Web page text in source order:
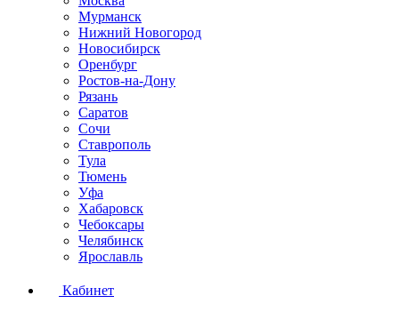
Мурманск
Нижний Новогород
Новосибирск
Оренбург
Ростов-на-Дону
Рязань
Саратов
Сочи
Ставрополь
Тула
Тюмень
Уфа
Хабаровск
Чебоксары
Челябинск
Ярославль
Кабинет